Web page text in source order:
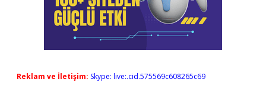
Reklam ve İletişim: Skype: live:.cid.575569c608265c69